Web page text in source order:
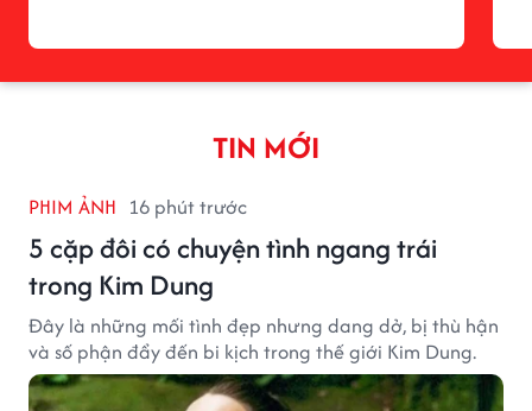
TIN MỚI
PHIM ẢNH 16 phút trước
5 cặp đôi có chuyện tình ngang trái
trong Kim Dung
Đây là những mối tình đẹp nhưng dang dở, bị thù hận
và số phận đẩy đến bi kịch trong thế giới Kim Dung.